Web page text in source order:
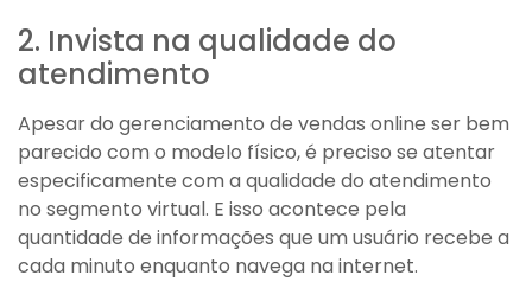
2. Invista na qualidade do
atendimento
Apesar do gerenciamento de vendas online ser bem
parecido com o modelo físico, é preciso se atentar
especificamente com a qualidade do atendimento
no segmento virtual. E isso acontece pela
quantidade de informações que um usuário recebe a
cada minuto enquanto navega na internet.